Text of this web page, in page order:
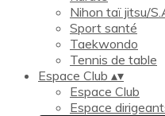
Nihon taï jitsu/
Sport santé
Taekwondo
Tennis de table
Espace Club ▴▾
Espace Club
Espace